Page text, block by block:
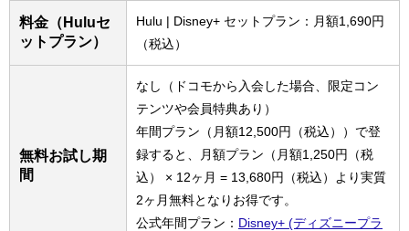
料金（Huluセ
ットプラン）
Hulu | Disney+ セットプラン：月額1,690円
（税込）
無料お試し期
間
なし（ドコモから入会した場合、限定コン
テンツや会員特典あり）
年間プラン（月額12,500円（税込））で登
録すると、月額プラン（月額1,250円（税
込） × 12ヶ月 = 13,680円（税込）より実質
2ヶ月無料となりお得です。
公式年間プラン： Disney+ (ディズニープラ